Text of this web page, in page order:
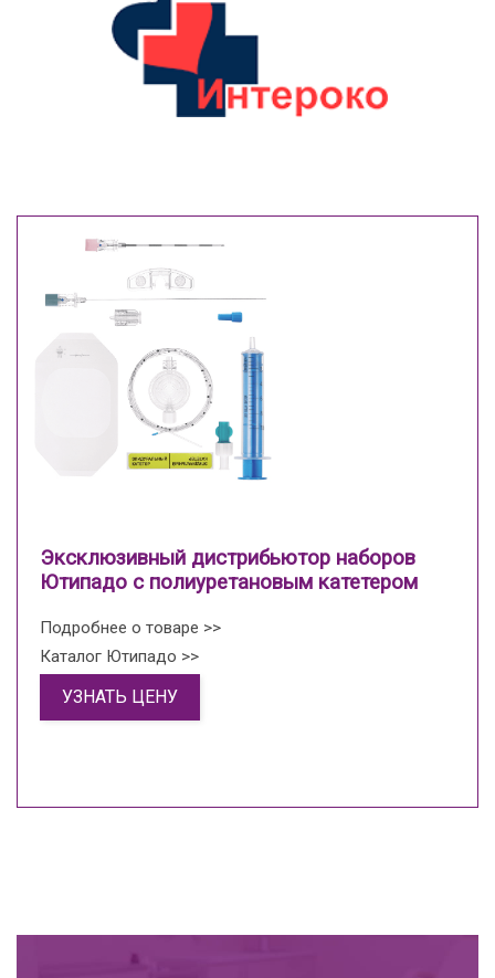
Эксклюзивный дистрибьютор наборов
Ютипадо с полиуретановым катетером
Подробнее о товаре >>
Каталог Ютипадо >>
УЗНАТЬ ЦЕНУ